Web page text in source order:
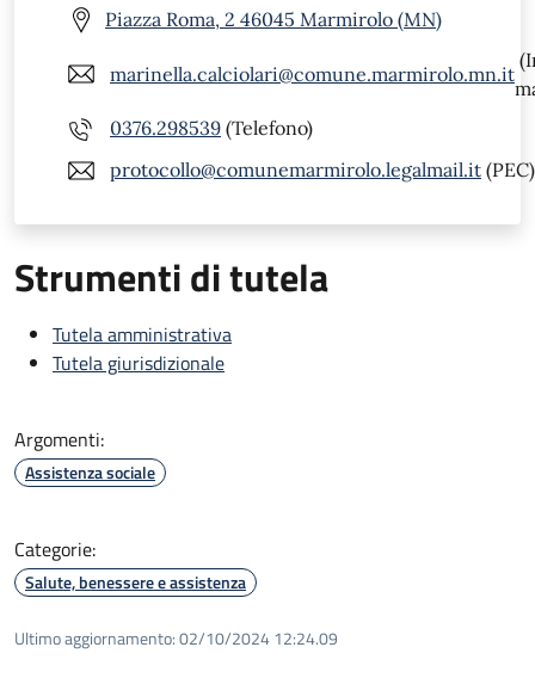
Piazza Roma, 2 46045 Marmirolo (MN)
marinella.calciolari@comune.marmirolo.mn.it
0376.298539 (Telefono)
protocollo@comunemarmirolo.legalmail.it (PEC)
Strumenti di tutela
Tutela amministrativa
Tutela giurisdizionale
Argomenti:
Assistenza sociale
Categorie:
Salute, benessere e assistenza
Ultimo aggiornamento:02/10/2024 12:24.09